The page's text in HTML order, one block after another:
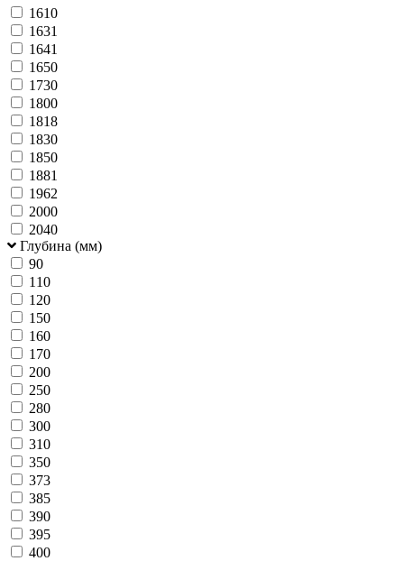
1610
1631
1641
1650
1730
1800
1818
1830
1850
1881
1962
2000
2040
Глубина (мм)
90
110
120
150
160
170
200
250
280
300
310
350
373
385
390
395
400